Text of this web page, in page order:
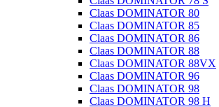
Claas DOMINATOR 80
Claas DOMINATOR 85
Claas DOMINATOR 86
Claas DOMINATOR 88
Claas DOMINATOR 88VX
Claas DOMINATOR 96
Claas DOMINATOR 98
Claas DOMINATOR 98 H